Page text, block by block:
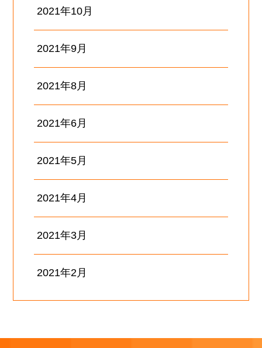
2021年10月
2021年9月
2021年8月
2021年6月
2021年5月
2021年4月
2021年3月
2021年2月